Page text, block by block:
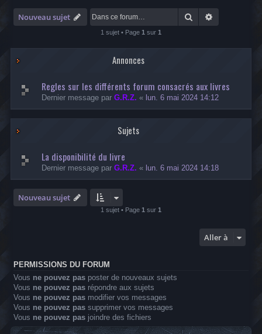
Nouveau sujet Rechercher
1 sujet • Page 1 sur 1
Annonces
Regles sur les différents forum consacrés aux livres
Dernier message par G.R.Z. « lun. 6 mai 2024 14:12
Sujets
La disponibilité du livre
Dernier message par G.R.Z. « lun. 6 mai 2024 14:18
Nouveau sujet
1 sujet • Page 1 sur 1
Aller à
PERMISSIONS DU FORUM
Vous ne pouvez pas poster de nouveaux sujets
Vous ne pouvez pas répondre aux sujets
Vous ne pouvez pas modifier vos messages
Vous ne pouvez pas supprimer vos messages
Vous ne pouvez pas joindre des fichiers